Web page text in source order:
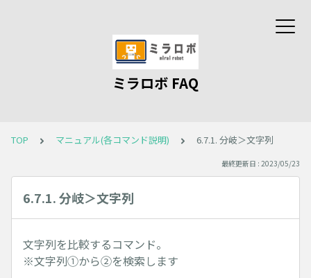
ミラロボ FAQ
TOP マニュアル(各コマンド説明) 6.7.1. 分岐＞文字列
最終更新日 : 2023/05/23
6.7.1. 分岐＞文字列
文字列を比較するコマンド。
※文字列①から②を検索します